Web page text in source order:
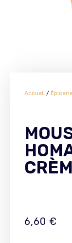
Accueil /
6,60 €